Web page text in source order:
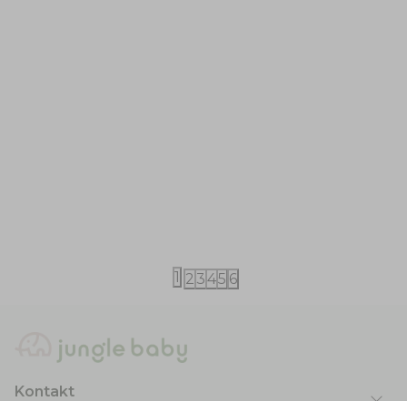
1 2 345 6
Kontakt